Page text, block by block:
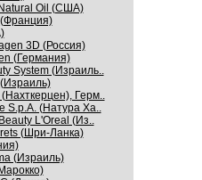
Oil (США)
3D (Россия)
(Германия)
System (Израиль..
Герм..
S.p.A. (Натура Ха..
L'Oreal (Из..
(Шри-Ланка)
(Израиль)